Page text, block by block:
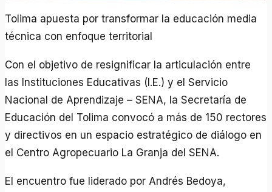
Tolima apuesta por transformar la educación media
técnica con enfoque territorial
Con el objetivo de resignificar la articulación entre
las Instituciones Educativas (I.E.) y el Servicio
Nacional de Aprendizaje – SENA, la Secretaría de
Educación del Tolima convocó a más de 150 rectores
y directivos en un espacio estratégico de diálogo en
el Centro Agropecuario La Granja del SENA.
El encuentro fue liderado por Andrés Bedoya,